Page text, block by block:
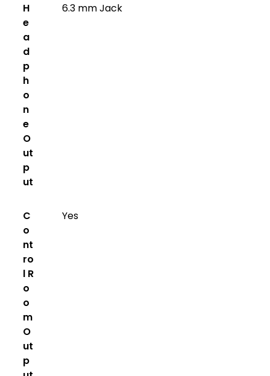
H
e
a
d
p
h
o
n
e
O
ut
p
ut
6.3 mm Jack
C
o
nt
ro
l R
o
o
m
O
ut
p
Yes